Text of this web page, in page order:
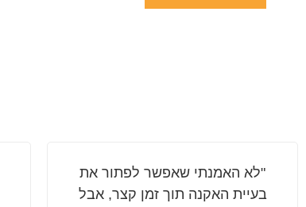
"לא האמנתי שאפשר לפתור את
בעיית האקנה תוך זמן קצר, אבל